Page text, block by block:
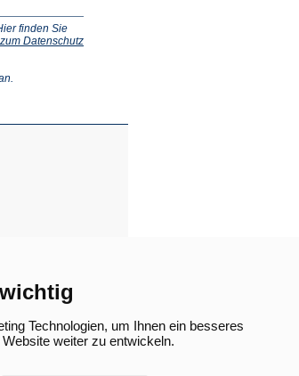
Technologien, um Ihnen ein besseres
weiter zu entwickeln.
finden Sie
Datenschutz
einem
neuen